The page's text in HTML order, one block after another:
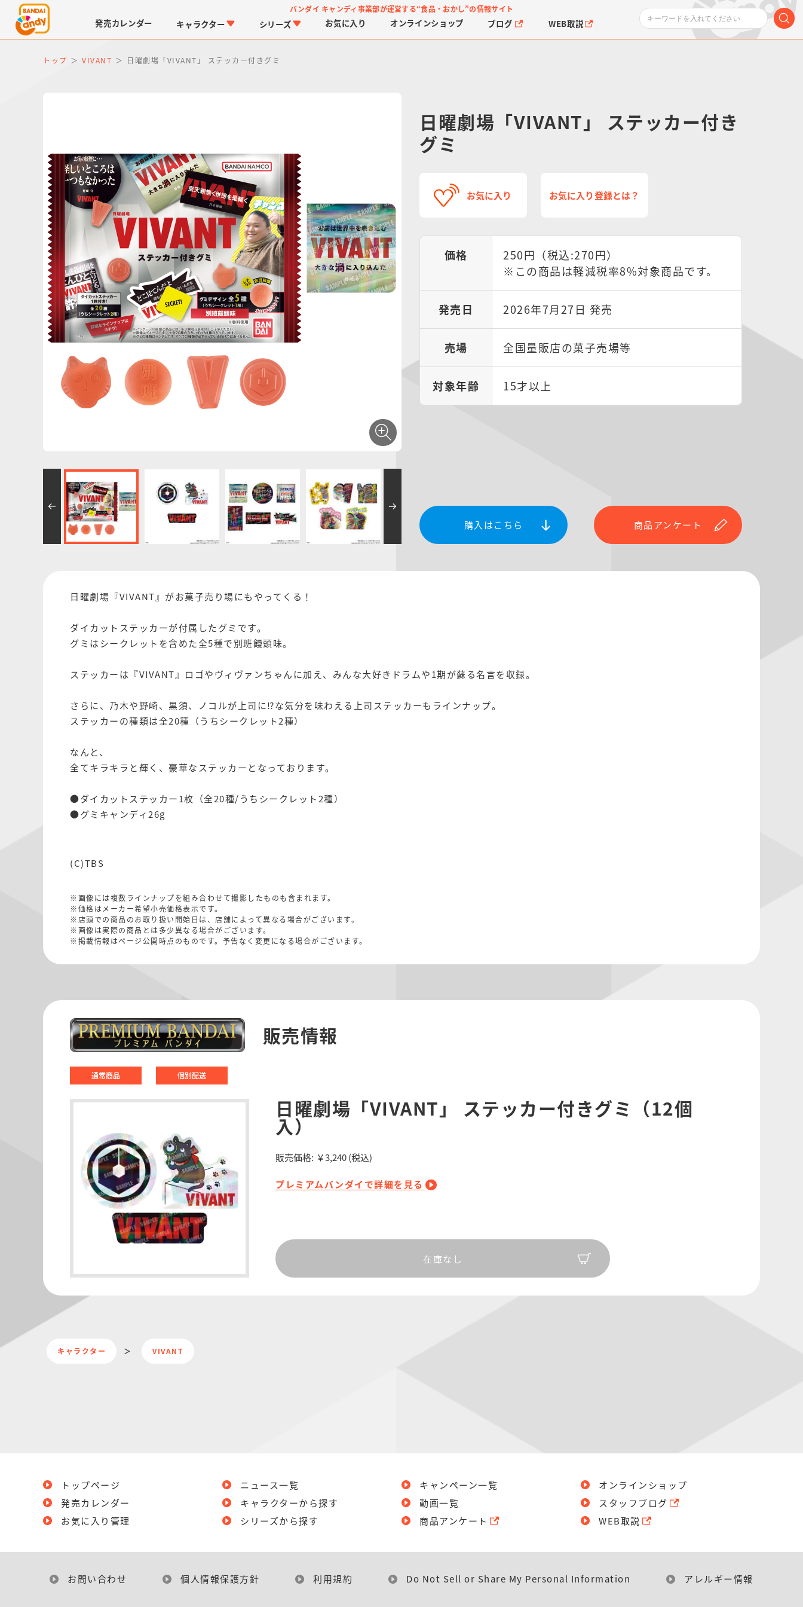
バンダイ キャンディ事業部が運営する“食品・おかし”の情報サイト
発売カレンダー キャラクター
LINK TRAVELERS 仮面ライダーシリーズ
PROJECT R.E.D.・ス
ーパー戦隊シリーズ
シリーズ
チョコボックス キャラパキ つりグミ
お気に入り オンラインショップ ブログ WEB取説
トップ VIVANT 日曜劇場「VIVANT」 ステッカー付きグミ
日曜劇場「VIVANT」 ステッカー付き
グミ
お気に入り お気に入り登録とは？
価格
250円（税込:270円）
※この商品は軽減税率8%対象商品です。
発売日 2026年7月27日 発売
売場 全国量販店の菓子売場等
対象年齢 15才以上
購入はこちら 商品アンケート
日曜劇場『VIVANT』がお菓子売り場にもやってくる！
ダイカットステッカーが付属したグミです。
グミはシークレットを含めた全5種で別班饅頭味。
ステッカーは『VIVANT』ロゴやヴィヴァンちゃんに加え、みんな大好きドラムや1期が蘇る名言を収録。
さらに、乃木や野崎、黒須、ノコルが上司に⁉な気分を味わえる上司ステッカーもラインナップ。
ステッカーの種類は全20種（うちシークレット2種）
なんと、
全てキラキラと輝く、豪華なステッカーとなっております。
●ダイカットステッカー1枚（全20種/うちシークレット2種）
●グミキャンディ26g
(C)TBS
※画像には複数ラインナップを組み合わせて撮影したものも含まれます。
※価格はメーカー希望小売価格表示です。
※店頭での商品のお取り扱い開始日は、店舗によって異なる場合がございます。
※画像は実際の商品とは多少異なる場合がございます。
※掲載情報はページ公開時点のものです。予告なく変更になる場合がございます。
販売情報
通常商品 個別配送
日曜劇場「VIVANT」 ステッカー付きグミ（12個
入）
販売価格: ￥3,240(税込)
プレミアムバンダイで詳細を見る
在庫なし
キャラクター VIVANT
トップページ
発売カレンダー
お気に入り管理
ニュース一覧
キャラクターから探す
シリーズから探す
キャンペーン一覧
動画一覧
商品アンケート
オンラインショップ
スタッフブログ
WEB取説
お問い合わせ 個人情報保護方針 利用規約 Do Not Sell or Share My Personal Information アレルギー情報